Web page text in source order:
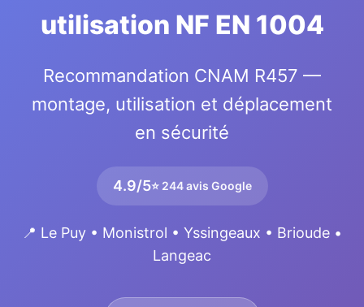
utilisation NF EN 1004
Recommandation CNAM R457 —
montage, utilisation et déplacement
en sécurité
4.9/5⭐ 244 avis Google
📍 Le Puy • Monistrol • Yssingeaux • Brioude •
Langeac